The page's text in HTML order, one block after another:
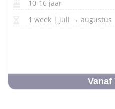
10-16 jaar
1 week | juli → augustus
Vanaf